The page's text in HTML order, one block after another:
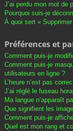
J’ai perdu mon mot de
Pourquoi suis-je
À quoi sert «
Préférences et
Comment puis-je
Comment puis-je
utilisateurs en ligne ?
L’heure n’est pas
J’ai réglé le fuseau
Ma langue n’apparaît
Que signifient les
Comment puis-je
Quel est mon rang et